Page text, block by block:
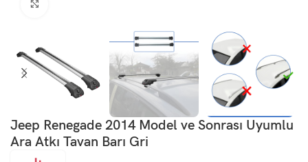
Jeep Renegade 2014 Model ve Sonrası Uyumlu
Ara Atkı Tavan Barı Gri